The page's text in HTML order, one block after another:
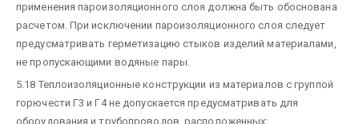
применения пароизоляционного слоя должна быть обоснована
расчетом. При исключении пароизоляционного слоя следует
предусматривать герметизацию стыков изделий материалами,
не пропускающими водяные пары.
5.18 Теплоизоляционные конструкции из материалов с группой
горючести Г3 и Г4 не допускается предусматривать для
оборудования и трубопроводов, расположенных: